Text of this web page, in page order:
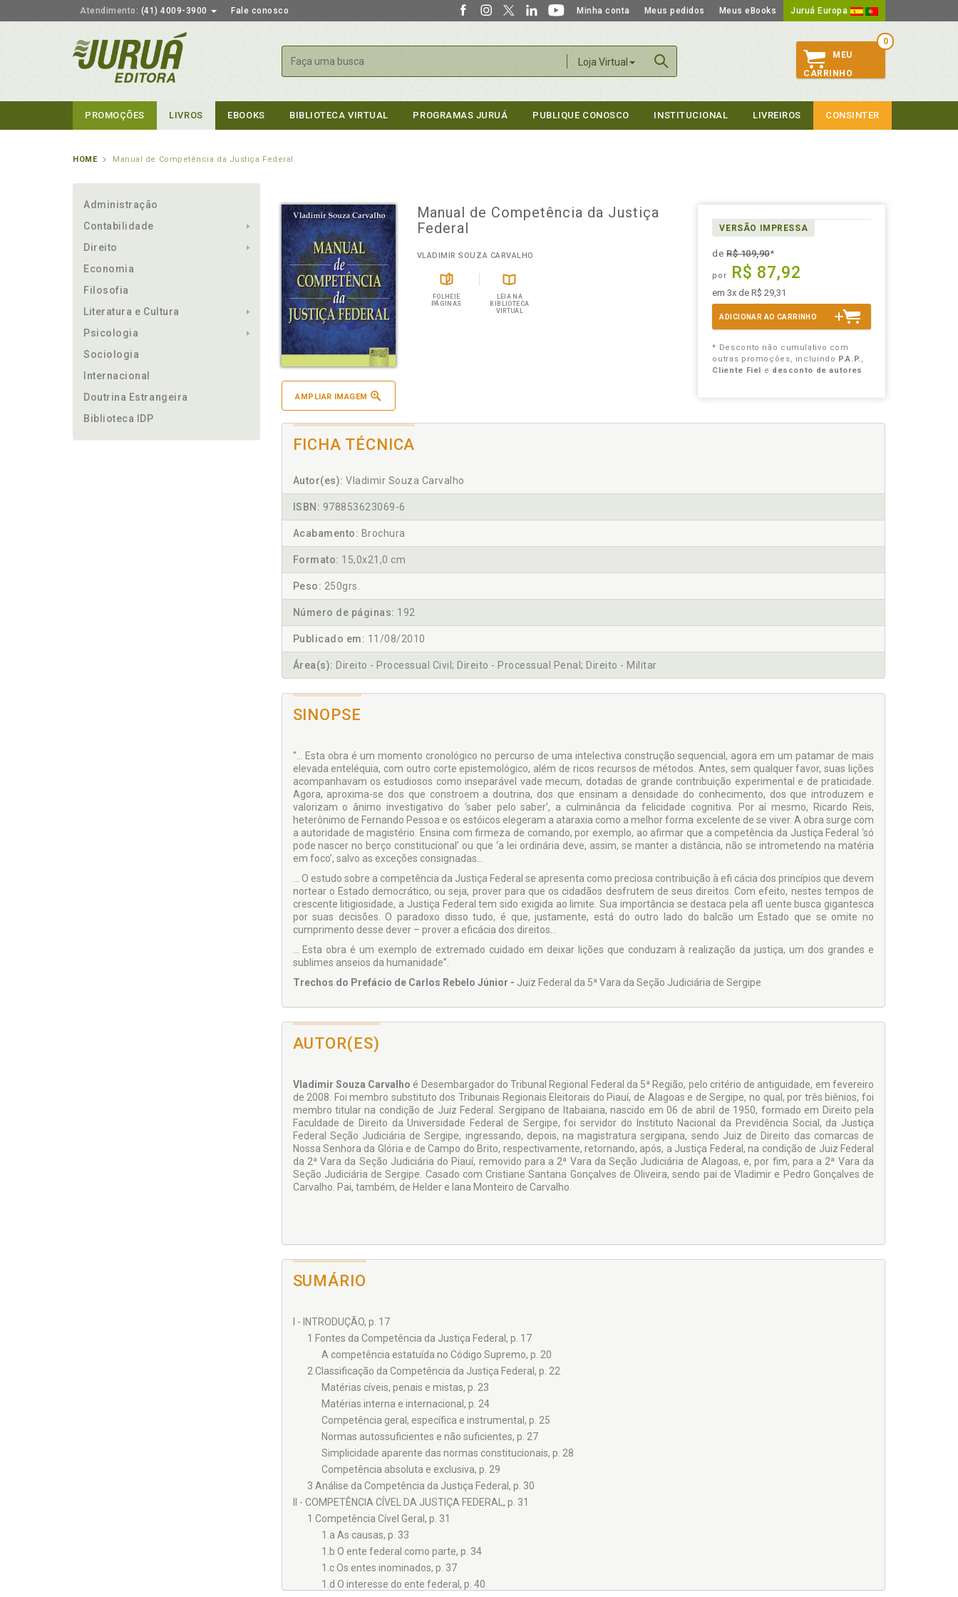
Atendimento: (41) 4009-3900 Fale conosco Minha conta Meus pedidos Meus eBooks Juruá Europa
Loja Virtual
Buscar
0
MEU
CARRINHO
PROMOÇÕES LIVROS EBOOKS BIBLIOTECA VIRTUAL PROGRAMAS JURUÁ PUBLIQUE CONOSCO INSTITUCIONAL LIVREIROS CONSINTER
HOME Manual de Competência da Justiça Federal
Administração
Contabilidade
Direito
Economia
Filosofia
Literatura e Cultura
Psicologia
Sociologia
Internacional
Doutrina Estrangeira
Biblioteca IDP
AMPLIAR IMAGEM
Manual de Competência da Justiça
Federal
VLADIMIR SOUZA CARVALHO
FOLHEIE
PÁGINAS
LEIA NA
BIBLIOTECA
VIRTUAL
VERSÃO IMPRESSA
deR$ 109,90*
por R$ 87,92
em 3x de R$ 29,31
ADICIONAR AO CARRINHO
* Desconto não cumulativo com
outras promoções, incluindo P.A.P.,
Cliente Fiel e desconto de autores
FICHA TÉCNICA
Autor(es): Vladimir Souza Carvalho
ISBN: 978853623069-6
Acabamento: Brochura
Formato: 15,0x21,0 cm
Peso: 250grs.
Número de páginas: 192
Publicado em: 11/08/2010
Área(s): Direito - Processual Civil; Direito - Processual Penal; Direito - Militar
SINOPSE
“... Esta obra é um momento cronológico no percurso de uma intelectiva construção sequencial, agora em um patamar de mais
elevada enteléquia, com outro corte epistemológico, além de ricos recursos de métodos. Antes, sem qualquer favor, suas lições
acompanhavam os estudiosos como inseparável vade mecum, dotadas de grande contribuição experimental e de praticidade.
Agora, aproxima-se dos que constroem a doutrina, dos que ensinam a densidade do conhecimento, dos que introduzem e
valorizam o ânimo investigativo do ‘saber pelo saber’, a culminância da felicidade cognitiva. Por aí mesmo, Ricardo Reis,
heterônimo de Fernando Pessoa e os estóicos elegeram a ataraxia como a melhor forma excelente de se viver. A obra surge com
a autoridade de magistério. Ensina com firmeza de comando, por exemplo, ao afirmar que a competência da Justiça Federal ‘só
pode nascer no berço constitucional’ ou que ‘a lei ordinária deve, assim, se manter a distância, não se intrometendo na matéria
em foco’, salvo as exceções consignadas...
... O estudo sobre a competência da Justiça Federal se apresenta como preciosa contribuição à efi cácia dos princípios que devem
nortear o Estado democrático, ou seja, prover para que os cidadãos desfrutem de seus direitos. Com efeito, nestes tempos de
crescente litigiosidade, a Justiça Federal tem sido exigida ao limite. Sua importância se destaca pela afl uente busca gigantesca
por suas decisões. O paradoxo disso tudo, é que, justamente, está do outro lado do balcão um Estado que se omite no
cumprimento desse dever – prover a eficácia dos direitos...
... Esta obra é um exemplo de extremado cuidado em deixar lições que conduzam à realização da justiça, um dos grandes e
sublimes anseios da humanidade”.
Trechos do Prefácio de Carlos Rebelo Júnior - Juiz Federal da 5ª Vara da Seção Judiciária de Sergipe
AUTOR(ES)
Vladimir Souza Carvalho é Desembargador do Tribunal Regional Federal da 5ª Região, pelo critério de antiguidade, em fevereiro
de 2008. Foi membro substituto dos Tribunais Regionais Eleitorais do Piauí, de Alagoas e de Sergipe, no qual, por três biênios, foi
membro titular na condição de Juiz Federal. Sergipano de Itabaiana, nascido em 06 de abril de 1950, formado em Direito pela
Faculdade de Direito da Universidade Federal de Sergipe, foi servidor do Instituto Nacional da Previdência Social, da Justiça
Federal Seção Judiciária de Sergipe, ingressando, depois, na magistratura sergipana, sendo Juiz de Direito das comarcas de
Nossa Senhora da Glória e de Campo do Brito, respectivamente, retornando, após, a Justiça Federal, na condição de Juiz Federal
da 2ª Vara da Seção Judiciária do Piauí, removido para a 2ª Vara da Seção Judiciária de Alagoas, e, por fim, para a 2ª Vara da
Seção Judiciária de Sergipe. Casado com Cristiane Santana Gonçalves de Oliveira, sendo pai de Vladimir e Pedro Gonçalves de
Carvalho. Pai, também, de Helder e Iana Monteiro de Carvalho.
SUMÁRIO
I - INTRODUÇÃO, p. 17
1 Fontes da Competência da Justiça Federal, p. 17
A competência estatuída no Código Supremo, p. 20
2 Classificação da Competência da Justiça Federal, p. 22
Matérias cíveis, penais e mistas, p. 23
Matérias interna e internacional, p. 24
Competência geral, específica e instrumental, p. 25
Normas autossuficientes e não suficientes, p. 27
Simplicidade aparente das normas constitucionais, p. 28
Competência absoluta e exclusiva, p. 29
3 Análise da Competência da Justiça Federal, p. 30
II - COMPETÊNCIA CÍVEL DA JUSTIÇA FEDERAL, p. 31
1 Competência Cível Geral, p. 31
1.a As causas, p. 33
1.b O ente federal como parte, p. 34
1.c Os entes inominados, p. 37
1.d O interesse do ente federal, p. 40